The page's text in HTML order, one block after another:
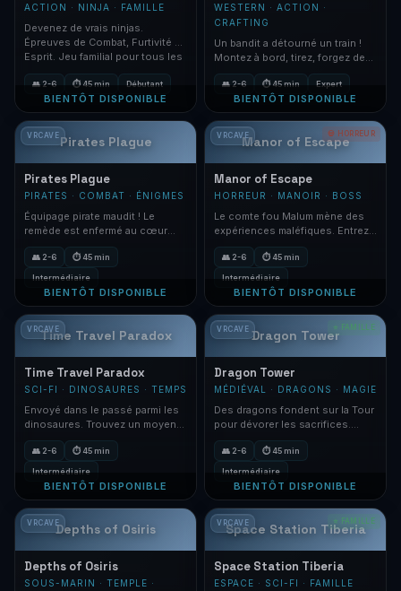
ACTION · NINJA · FAMILLE
Devenez de vrais ninjas.
Épreuves de Combat, Furtivité et
Esprit. Jeu familial pour tous les
âges.
👥 2-6 ⏱ 45 min Débutant
BIENTÔT DISPONIBLE
WESTERN · ACTION ·
CRAFTING
Un bandit a détourné un train !
Montez à bord, tirez, forgez des
objets et foncez.
👥 2-6 ⏱ 45 min Expert
BIENTÔT DISPONIBLE
Pirates Plague
VRCAVE
Pirates Plague
PIRATES · COMBAT · ÉNIGMES
Équipage pirate maudit ! Le
remède est enfermé au cœur
d'un temple sur une île.
👥 2-6 ⏱ 45 min
Intermédiaire
BIENTÔT DISPONIBLE
Manor of Escape
VRCAVE 💀 HORREUR
Manor of Escape
HORREUR · MANOIR · BOSS
Le comte fou Malum mène des
expériences maléfiques. Entrez,
enquêtez · et sortez vivant.
👥 2-6 ⏱ 45 min
Intermédiaire
BIENTÔT DISPONIBLE
Time Travel Paradox
VRCAVE
Time Travel Paradox
SCI-FI · DINOSAURES · TEMPS
Envoyé dans le passé parmi les
dinosaures. Trouvez un moyen
de revenir au présent !
👥 2-6 ⏱ 45 min
Intermédiaire
BIENTÔT DISPONIBLE
Dragon Tower
VRCAVE ⭐ FAMILLE
Dragon Tower
MÉDIÉVAL · DRAGONS · MAGIE
Des dragons fondent sur la Tour
pour dévorer les sacrifices.
Échappez-vous de prison et
fuyez !
👥 2-6 ⏱ 45 min
Intermédiaire
BIENTÔT DISPONIBLE
Depths of Osiris
VRCAVE
Depths of Osiris
SOUS-MARIN · TEMPLE ·
Space Station Tiberia
VRCAVE ⭐ FAMILLE
Space Station Tiberia
ESPACE · SCI-FI · FAMILLE